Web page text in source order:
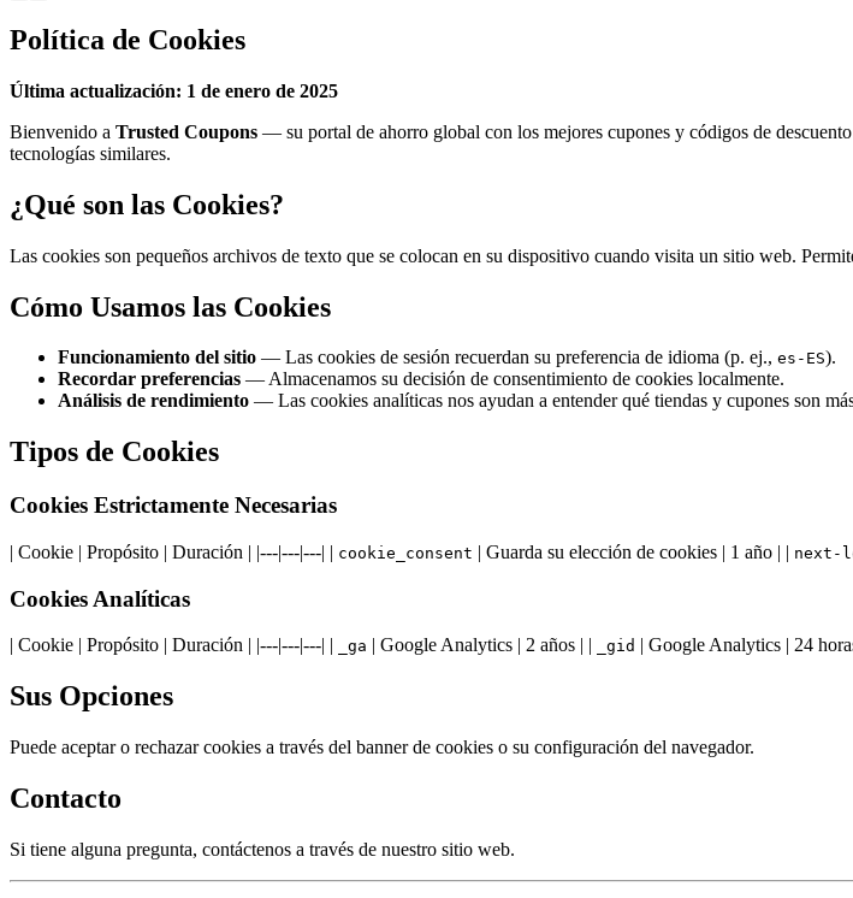
Política de Cookies
Última actualización: 1 de enero de 2025
Bienvenido a Trusted Coupons — su portal de ahorro global con los mejores cupones y códigos de
tecnologías similares.
¿Qué son las Cookies?
Las cookies son pequeños archivos de texto que se colocan en su dispositivo cuando visita un sitio web.
Cómo Usamos las Cookies
Funcionamiento del sitio — Las cookies de sesión recuerdan su preferencia de idioma (p. ej., es-ES).
Recordar preferencias — Almacenamos su decisión de consentimiento de cookies localmente.
Análisis de rendimiento — Las cookies analíticas nos ayudan a entender qué tiendas y cupones son
Tipos de Cookies
Cookies Estrictamente Necesarias
| Cookie | Propósito | Duración | |---|---|---| | cookie_consent | Guarda su elección de cookies | 1 año | | next-
Cookies Analíticas
| Cookie | Propósito | Duración | |---|---|---| | _ga | Google Analytics | 2 años | | _gid | Google Analytics | 24
Sus Opciones
Puede aceptar o rechazar cookies a través del banner de cookies o su configuración del navegador.
Contacto
Si tiene alguna pregunta, contáctenos a través de nuestro sitio web.